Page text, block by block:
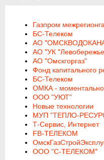
Газпром
БС-Телеком
АО
АО "УК
АО "Омскгоргаз"
Фонд капитального
БС-Телеком
ОМКА -
ООО "УЮТ"
Новые технологии
МУП "ТЕПЛО-
Т-Сервис, Интернет
FB-ТЕЛЕКОМ
ООО "С-ТЕЛЕКОМ"